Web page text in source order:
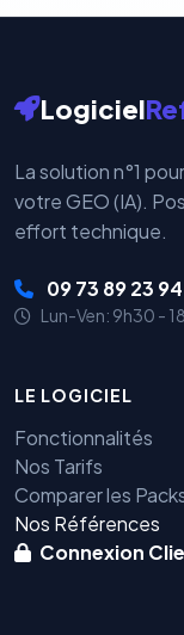
Logiciel
La solution n°1
votre GEO (IA).
effort technique.
09 73 89 23 94
Lun-Ven: 9h30 -
LE LOGICIEL
Fonctionnalités
Nos Tarifs
Comparer les
Nos Références
Connexion